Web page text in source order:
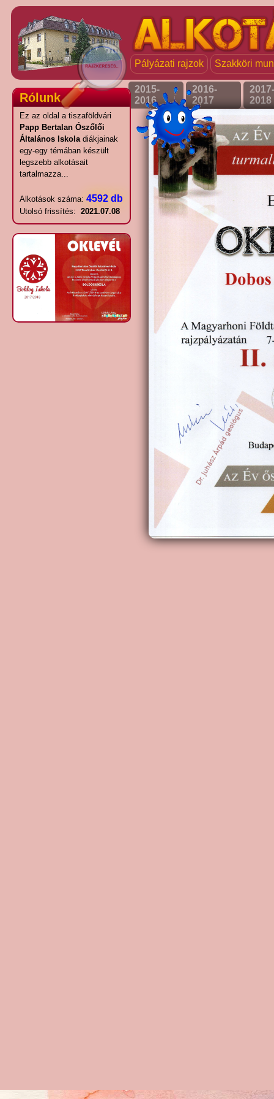
Pályázati rajzok Szakköri
Rólunk
Ez az oldal a tiszaföldvári
Papp Bertalan Ószőlői
Általános Iskoladiákjainak
egy-egy témában készült
legszebb alkotásait
tartalmazza...
Alkotások száma: 4592 db
Utolsó frissítés: 2021.07.08
2015-
2016
2016-
2017
2017-
2018